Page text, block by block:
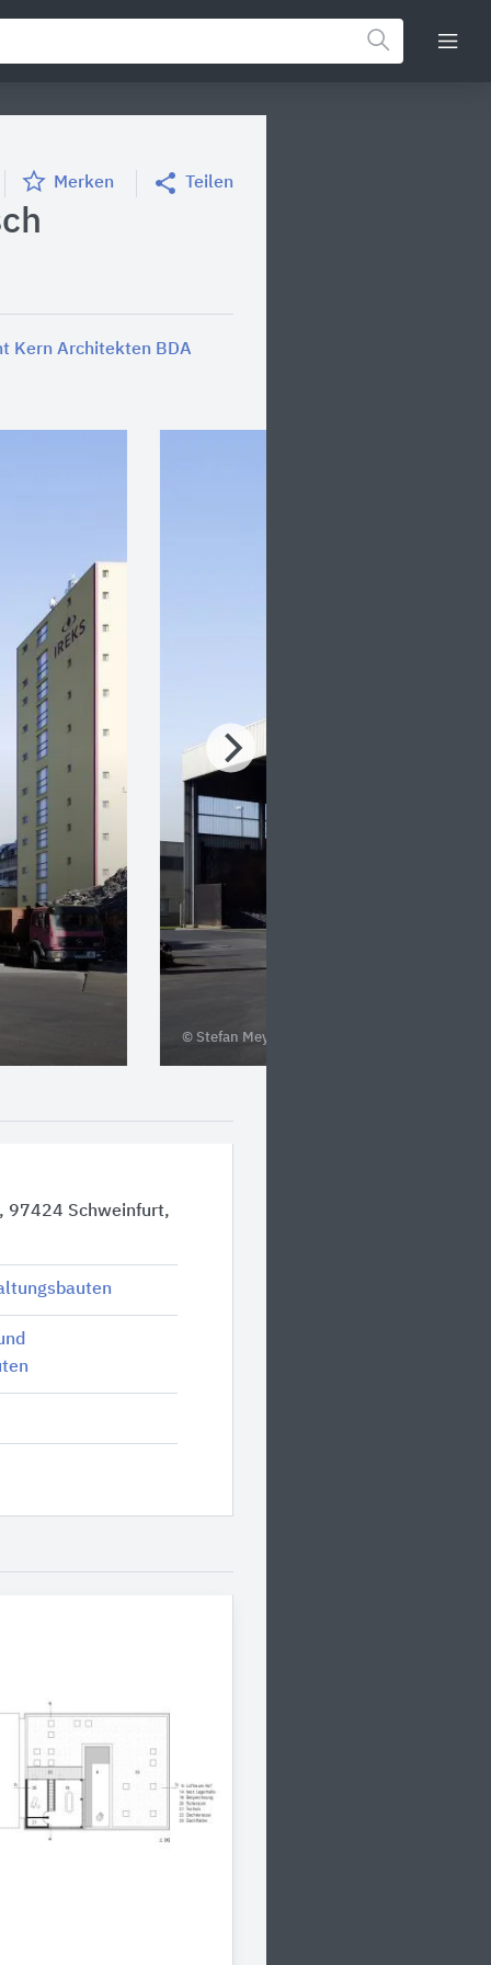
Merken Teilen
Kern Architekten BDA
© Stefan Meyer, Berlin / Nürnberg
97424 Schweinfurt,